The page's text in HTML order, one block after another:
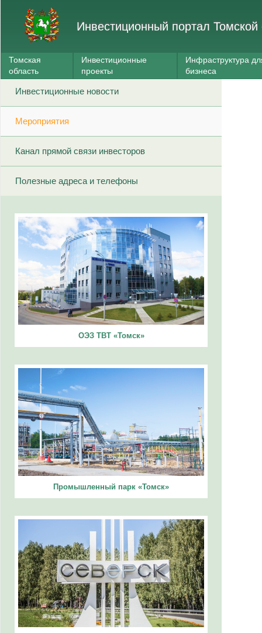
Инвестиционный портал Томской
Томская
область
Инвестиционные
проекты
Инфраструктура
бизнеса
Инвестиционные новости
Мероприятия
Канал прямой связи инвесторов
Полезные адреса и телефоны
ОЭЗ ТВТ «Томск»
Промышленный парк «Томск»